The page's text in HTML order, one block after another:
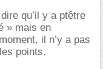
qu’il y a ptêtre
» mais en
il n’y a pas
points.